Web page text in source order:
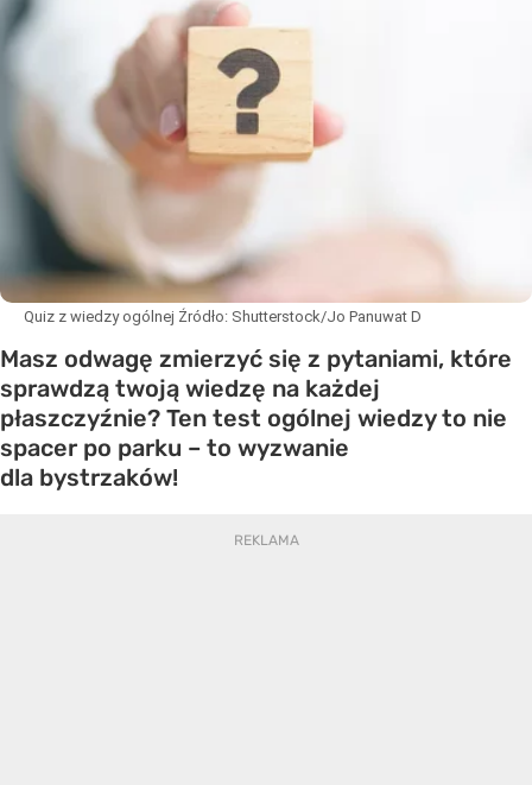
Quiz z wiedzy ogólnej Źródło: Shutterstock/Jo Panuwat D
Masz odwagę zmierzyć się z pytaniami, które
sprawdzą twoją wiedzę na każdej
płaszczyźnie? Ten test ogólnej wiedzy to nie
spacer po parku – to wyzwanie
dla bystrzaków!